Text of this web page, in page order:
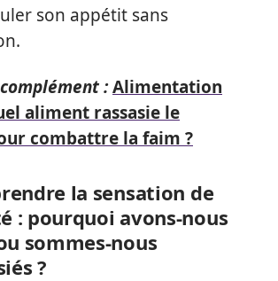
son appétit sans
:Alimentation
aliment rassasie le
combattre la faim ?
la sensation de
: pourquoi avons-nous
sommes-nous
?